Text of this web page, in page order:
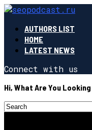
AUTHORS LIST
HOME
LATEST NEWS
Connect with us
Hi, What Are You